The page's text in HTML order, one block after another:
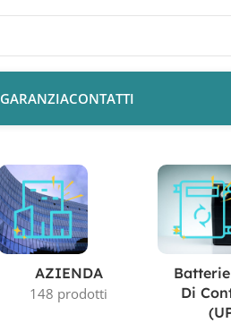
GARANZIACONTATTI
AZIENDA
148 prodotti
Di